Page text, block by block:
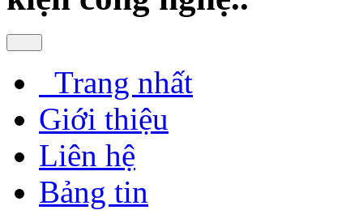
Trang nhất
Giới thiệu
Liên hệ
Bảng tin